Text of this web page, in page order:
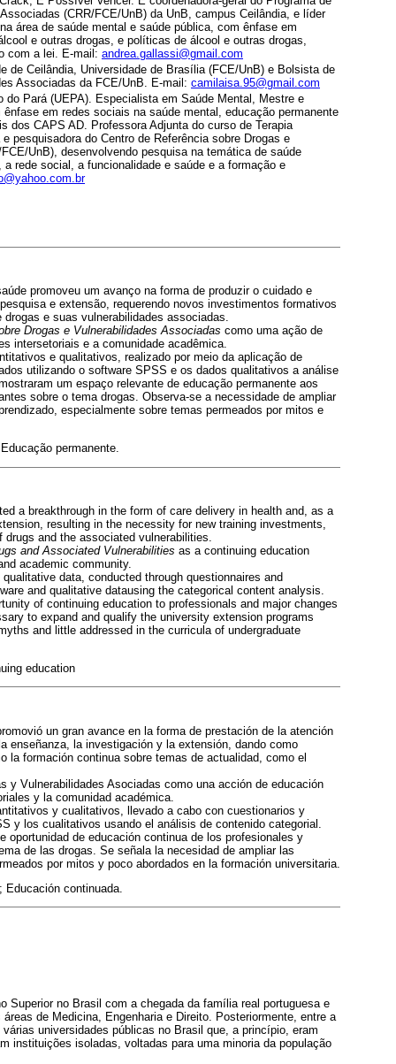
(CRR/FCE/UnB) da UnB, campus Ceilândia, e líder
área de saúde mental e saúde pública, com ênfase em
e outras drogas, e políticas de álcool e outras drogas,
com a lei. E-mail: andrea.gallassi@gmail.com
de Ceilândia, Universidade de Brasília (FCE/UnB) e Bolsista de
Associadas da FCE/UnB. E-mail: camilaisa.95@gmail.com
do Pará (UEPA). Especialista em Saúde Mental, Mestre e
em redes sociais na saúde mental, educação permanente
dos CAPS AD. Professora Adjunta do curso de Terapia
pesquisadora do Centro de Referência sobre Drogas e
UnB), desenvolvendo pesquisa na temática de saúde
rede social, a funcionalidade e saúde e a formação e
promoveu um avanço na forma de produzir o cuidado e
e extensão, requerendo novos investimentos formativos
e suas vulnerabilidades associadas.
Drogas e Vulnerabilidades Associadas como uma ação de
intersetoriais e a comunidade acadêmica.
e qualitativos, realizado por meio da aplicação de
utilizando o software SPSS e os dados qualitativos a análise
um espaço relevante de educação permanente aos
sobre o tema drogas. Observa-se a necessidade de ampliar
especialmente sobre temas permeados por mitos e
permanente.
a breakthrough in the form of care delivery in health and, as a
resulting in the necessity for new training investments,
and the associated vulnerabilities.
and Associated Vulnerabilities as a continuing education
academic community.
data, conducted through questionnaires and
and qualitative datausing the categorical content analysis.
of continuing education to professionals and major changes
to expand and qualify the university extension programs
and little addressed in the curricula of undergraduate
education
un gran avance en la forma de prestación de la atención
enseñanza, la investigación y la extensión, dando como
la formación continua sobre temas de actualidad, como el
y Vulnerabilidades Asociadas como una acción de educación
y la comunidad académica.
y cualitativos, llevado a cabo con cuestionarios y
y los cualitativos usando el análisis de contenido categorial.
de educación continua de los profesionales y
de las drogas. Se señala la necesidad de ampliar las
por mitos y poco abordados en la formación universitaria.
continuada.
no Brasil com a chegada da família real portuguesa e
de Medicina, Engenharia e Direito. Posteriormente, entre a
universidades públicas no Brasil que, a princípio, eram
instituições isoladas, voltadas para uma minoria da população